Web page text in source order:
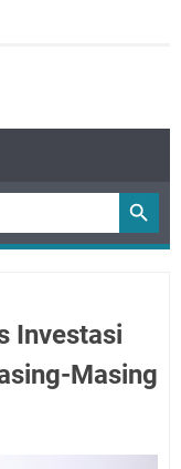
Investasi
Masing